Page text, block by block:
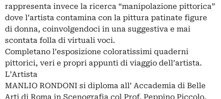
rappresenta invece la ricerca “manipolazione pittorica”
dove l’artista contamina con la pittura patinate figure
di donna, coinvolgendoci in una suggestiva e mai
scontata folla di virtuali voci.
Completano l’esposizione coloratissimi quaderni
pittorici, veri e propri appunti di viaggio dell’artista.
L’Artista
MANLIO RONDONI si diploma all’ Accademia di Belle
Arti di Roma in Scenografia col Prof. Peppino Piccolo.